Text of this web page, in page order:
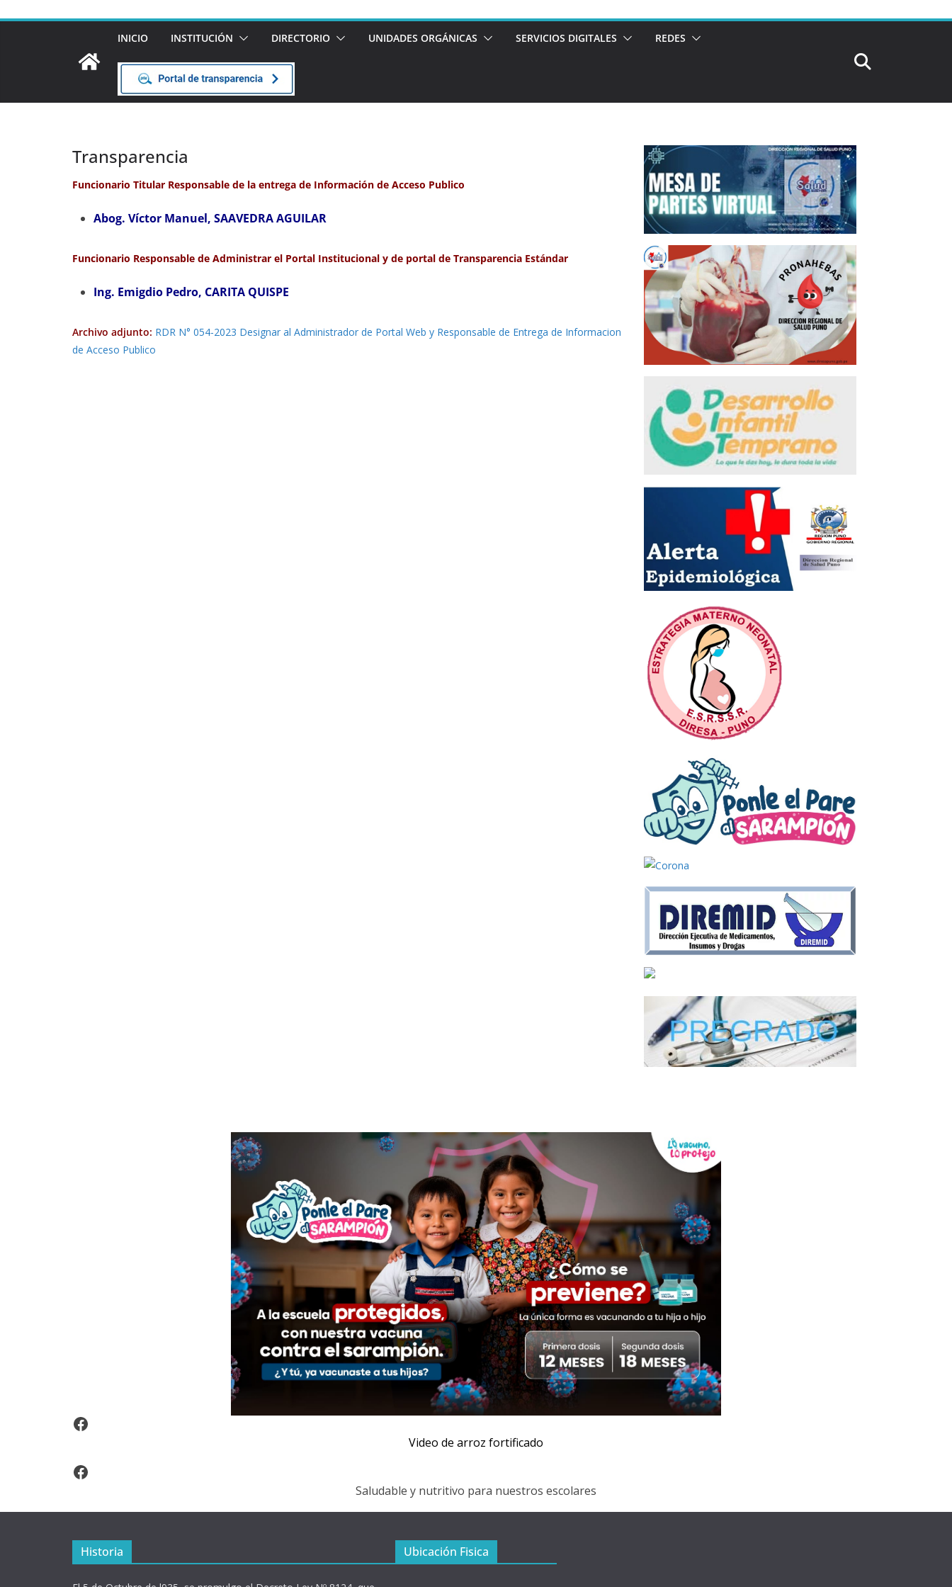
INICIO INSTITUCIÓN DIRECTORIO UNIDADES ORGÁNICAS SERVICIOS DIGITALES REDES
Transparencia
Funcionario Titular Responsable de la entrega de Información de Acceso Publico
Abog. Víctor Manuel, SAAVEDRA AGUILAR
Funcionario Responsable de Administrar el Portal Institucional y de portal de Transparencia Estándar
Ing. Emigdio Pedro, CARITA QUISPE
Archivo adjunto: RDR N° 054-2023 Designar al Administrador de Portal Web y Responsable de Entrega de Informacion
de Acceso Publico
Video Arroz Fortificado
Video de arroz fortificado
Facebook
Saludable y nutritivo para nuestros escolares
Historia Ubicación Fisica